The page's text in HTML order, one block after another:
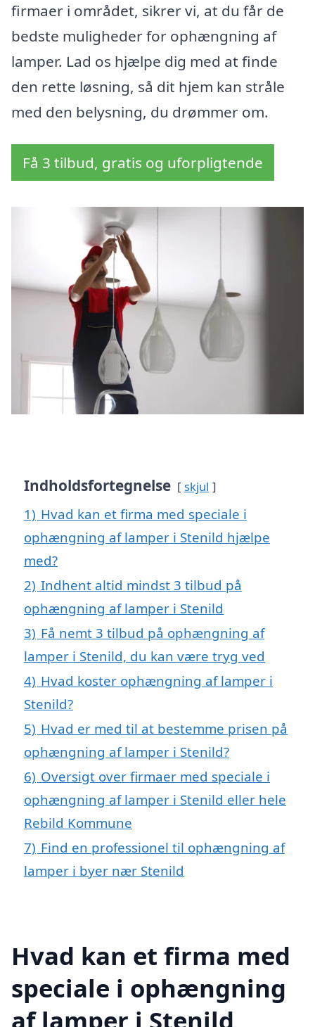
firmaer i området, sikrer vi, at du får de
bedste muligheder for ophængning af
lamper. Lad os hjælpe dig med at finde
den rette løsning, så dit hjem kan stråle
med den belysning, du drømmer om.
Få 3 tilbud, gratis og uforpligtende
Indholdsfortegnelse skjul
1) Hvad kan et firma med speciale i
ophængning af lamper i Stenild hjælpe
med?
2) Indhent altid mindst 3 tilbud på
ophængning af lamper i Stenild
3) Få nemt 3 tilbud på ophængning af
lamper i Stenild, du kan være tryg ved
4) Hvad koster ophængning af lamper i
Stenild?
5) Hvad er med til at bestemme prisen på
ophængning af lamper i Stenild?
6) Oversigt over firmaer med speciale i
ophængning af lamper i Stenild eller hele
Rebild Kommune
7) Find en professionel til ophængning af
lamper i byer nær Stenild
Hvad kan et firma med
speciale i ophængning